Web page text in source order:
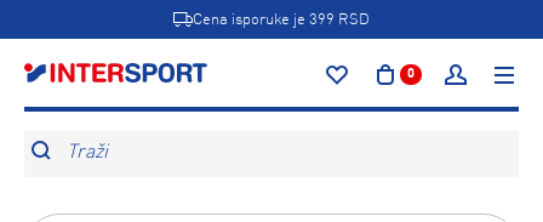
Cena isporuke je 399 RSD
0
Traži